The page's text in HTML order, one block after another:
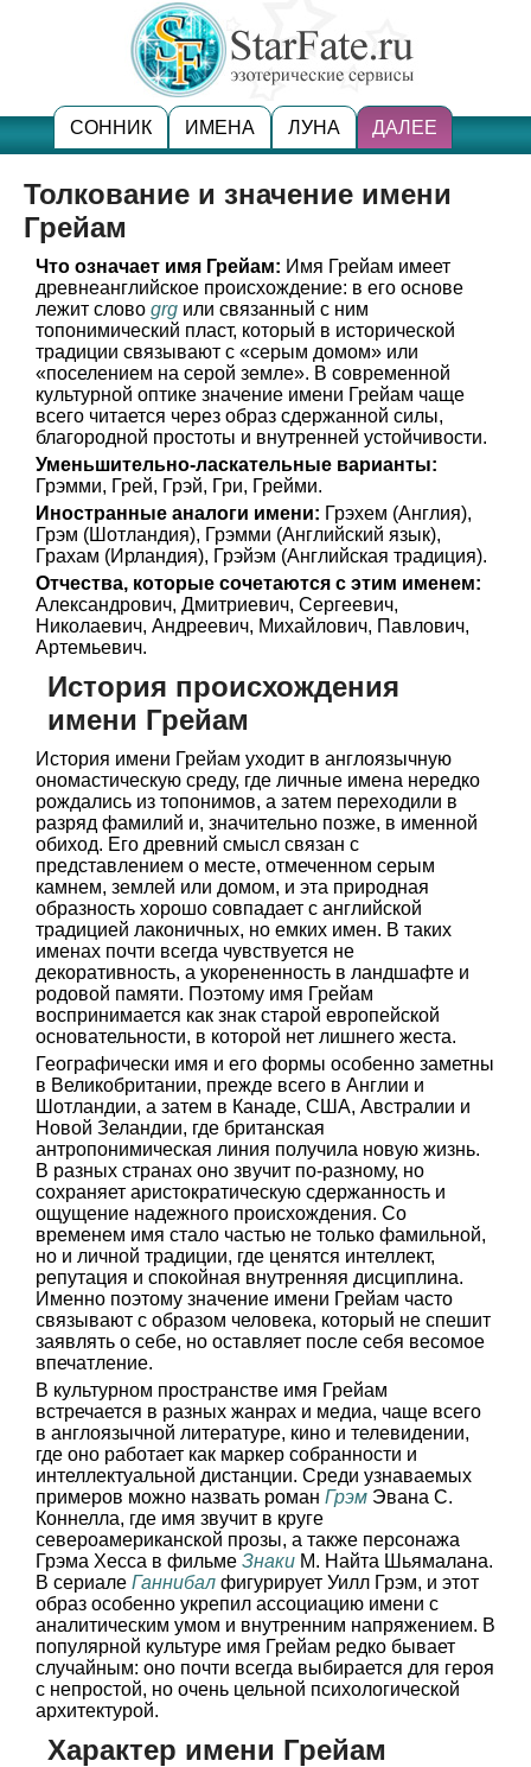
СОННИК ИМЕНА ЛУНА ДАЛЕЕ
Толкование и значение имени
Грейам
Что означает имя Грейам: Имя Грейам имеет
древнеанглийское происхождение: в его основе
лежит слово grg или связанный с ним
топонимический пласт, который в исторической
традиции связывают с «серым домом» или
«поселением на серой земле». В современной
культурной оптике значение имени Грейам чаще
всего читается через образ сдержанной силы,
благородной простоты и внутренней устойчивости.
Уменьшительно-ласкательные варианты:
Грэмми, Грей, Грэй, Гри, Грейми.
Иностранные аналоги имени: Грэхем (Англия),
Грэм (Шотландия), Грэмми (Английский язык),
Грахам (Ирландия), Грэйэм (Английская традиция).
Отчества, которые сочетаются с этим именем:
Александрович, Дмитриевич, Сергеевич,
Николаевич, Андреевич, Михайлович, Павлович,
Артемьевич.
История происхождения
имени Грейам
История имени Грейам уходит в англоязычную
ономастическую среду, где личные имена нередко
рождались из топонимов, а затем переходили в
разряд фамилий и, значительно позже, в именной
обиход. Его древний смысл связан с
представлением о месте, отмеченном серым
камнем, землей или домом, и эта природная
образность хорошо совпадает с английской
традицией лаконичных, но емких имен. В таких
именах почти всегда чувствуется не
декоративность, а укорененность в ландшафте и
родовой памяти. Поэтому имя Грейам
воспринимается как знак старой европейской
основательности, в которой нет лишнего жеста.
Географически имя и его формы особенно заметны
в Великобритании, прежде всего в Англии и
Шотландии, а затем в Канаде, США, Австралии и
Новой Зеландии, где британская
антропонимическая линия получила новую жизнь.
В разных странах оно звучит по-разному, но
сохраняет аристократическую сдержанность и
ощущение надежного происхождения. Со
временем имя стало частью не только фамильной,
но и личной традиции, где ценятся интеллект,
репутация и спокойная внутренняя дисциплина.
Именно поэтому значение имени Грейам часто
связывают с образом человека, который не спешит
заявлять о себе, но оставляет после себя весомое
впечатление.
В культурном пространстве имя Грейам
встречается в разных жанрах и медиа, чаще всего
в англоязычной литературе, кино и телевидении,
где оно работает как маркер собранности и
интеллектуальной дистанции. Среди узнаваемых
примеров можно назвать роман Грэм Эвана С.
Коннелла, где имя звучит в круге
североамериканской прозы, а также персонажа
Грэма Хесса в фильме Знаки М. Найта Шьямалана.
В сериале Ганнибал фигурирует Уилл Грэм, и этот
образ особенно укрепил ассоциацию имени с
аналитическим умом и внутренним напряжением. В
популярной культуре имя Грейам редко бывает
случайным: оно почти всегда выбирается для героя
с непростой, но очень цельной психологической
архитектурой.
Характер имени Грейам